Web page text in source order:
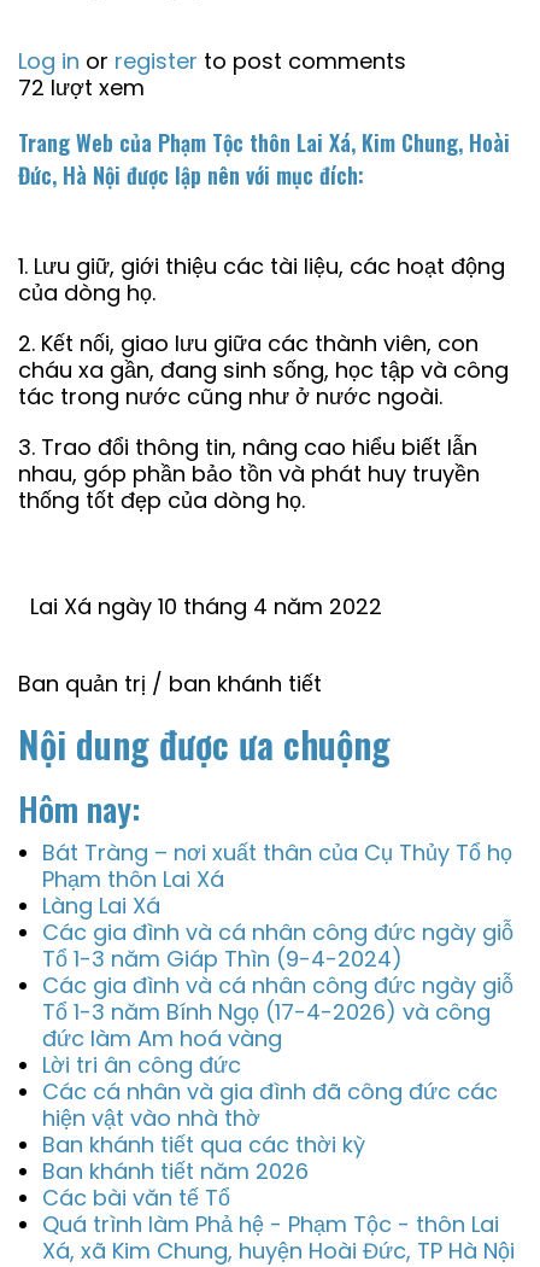
Log in or register to post comments
72 lượt xem
Trang Web của Phạm Tộc thôn Lai Xá, Kim Chung, Hoài
Đức, Hà Nội được lập nên với mục đích:
1. Lưu giữ, giới thiệu các tài liệu, các hoạt động
của dòng họ.
2. Kết nối, giao lưu giữa các thành viên, con
cháu xa gần, đang sinh sống, học tập và công
tác trong nước cũng như ở nước ngoài.
3. Trao đổi thông tin, nâng cao hiểu biết lẫn
nhau, góp phần bảo tồn và phát huy truyền
thống tốt đẹp của dòng họ.
Lai Xá ngày 10 tháng 4 năm 2022
Ban quản trị / ban khánh tiết
Nội dung được ưa chuộng
Hôm nay:
Bát Tràng – nơi xuất thân của Cụ Thủy Tổ họ
Phạm thôn Lai Xá
Làng Lai Xá
Các gia đình và cá nhân công đức ngày giỗ
Tổ 1-3 năm Giáp Thìn (9-4-2024)
Các gia đình và cá nhân công đức ngày giỗ
Tổ 1-3 năm Bính Ngọ (17-4-2026) và công
đức làm Am hoá vàng
Lời tri ân công đức
Các cá nhân và gia đình đã công đức các
hiện vật vào nhà thờ
Ban khánh tiết qua các thời kỳ
Ban khánh tiết năm 2026
Các bài văn tế Tổ
Quá trình làm Phả hệ - Phạm Tộc - thôn Lai
Xá, xã Kim Chung, huyện Hoài Đức, TP Hà Nội